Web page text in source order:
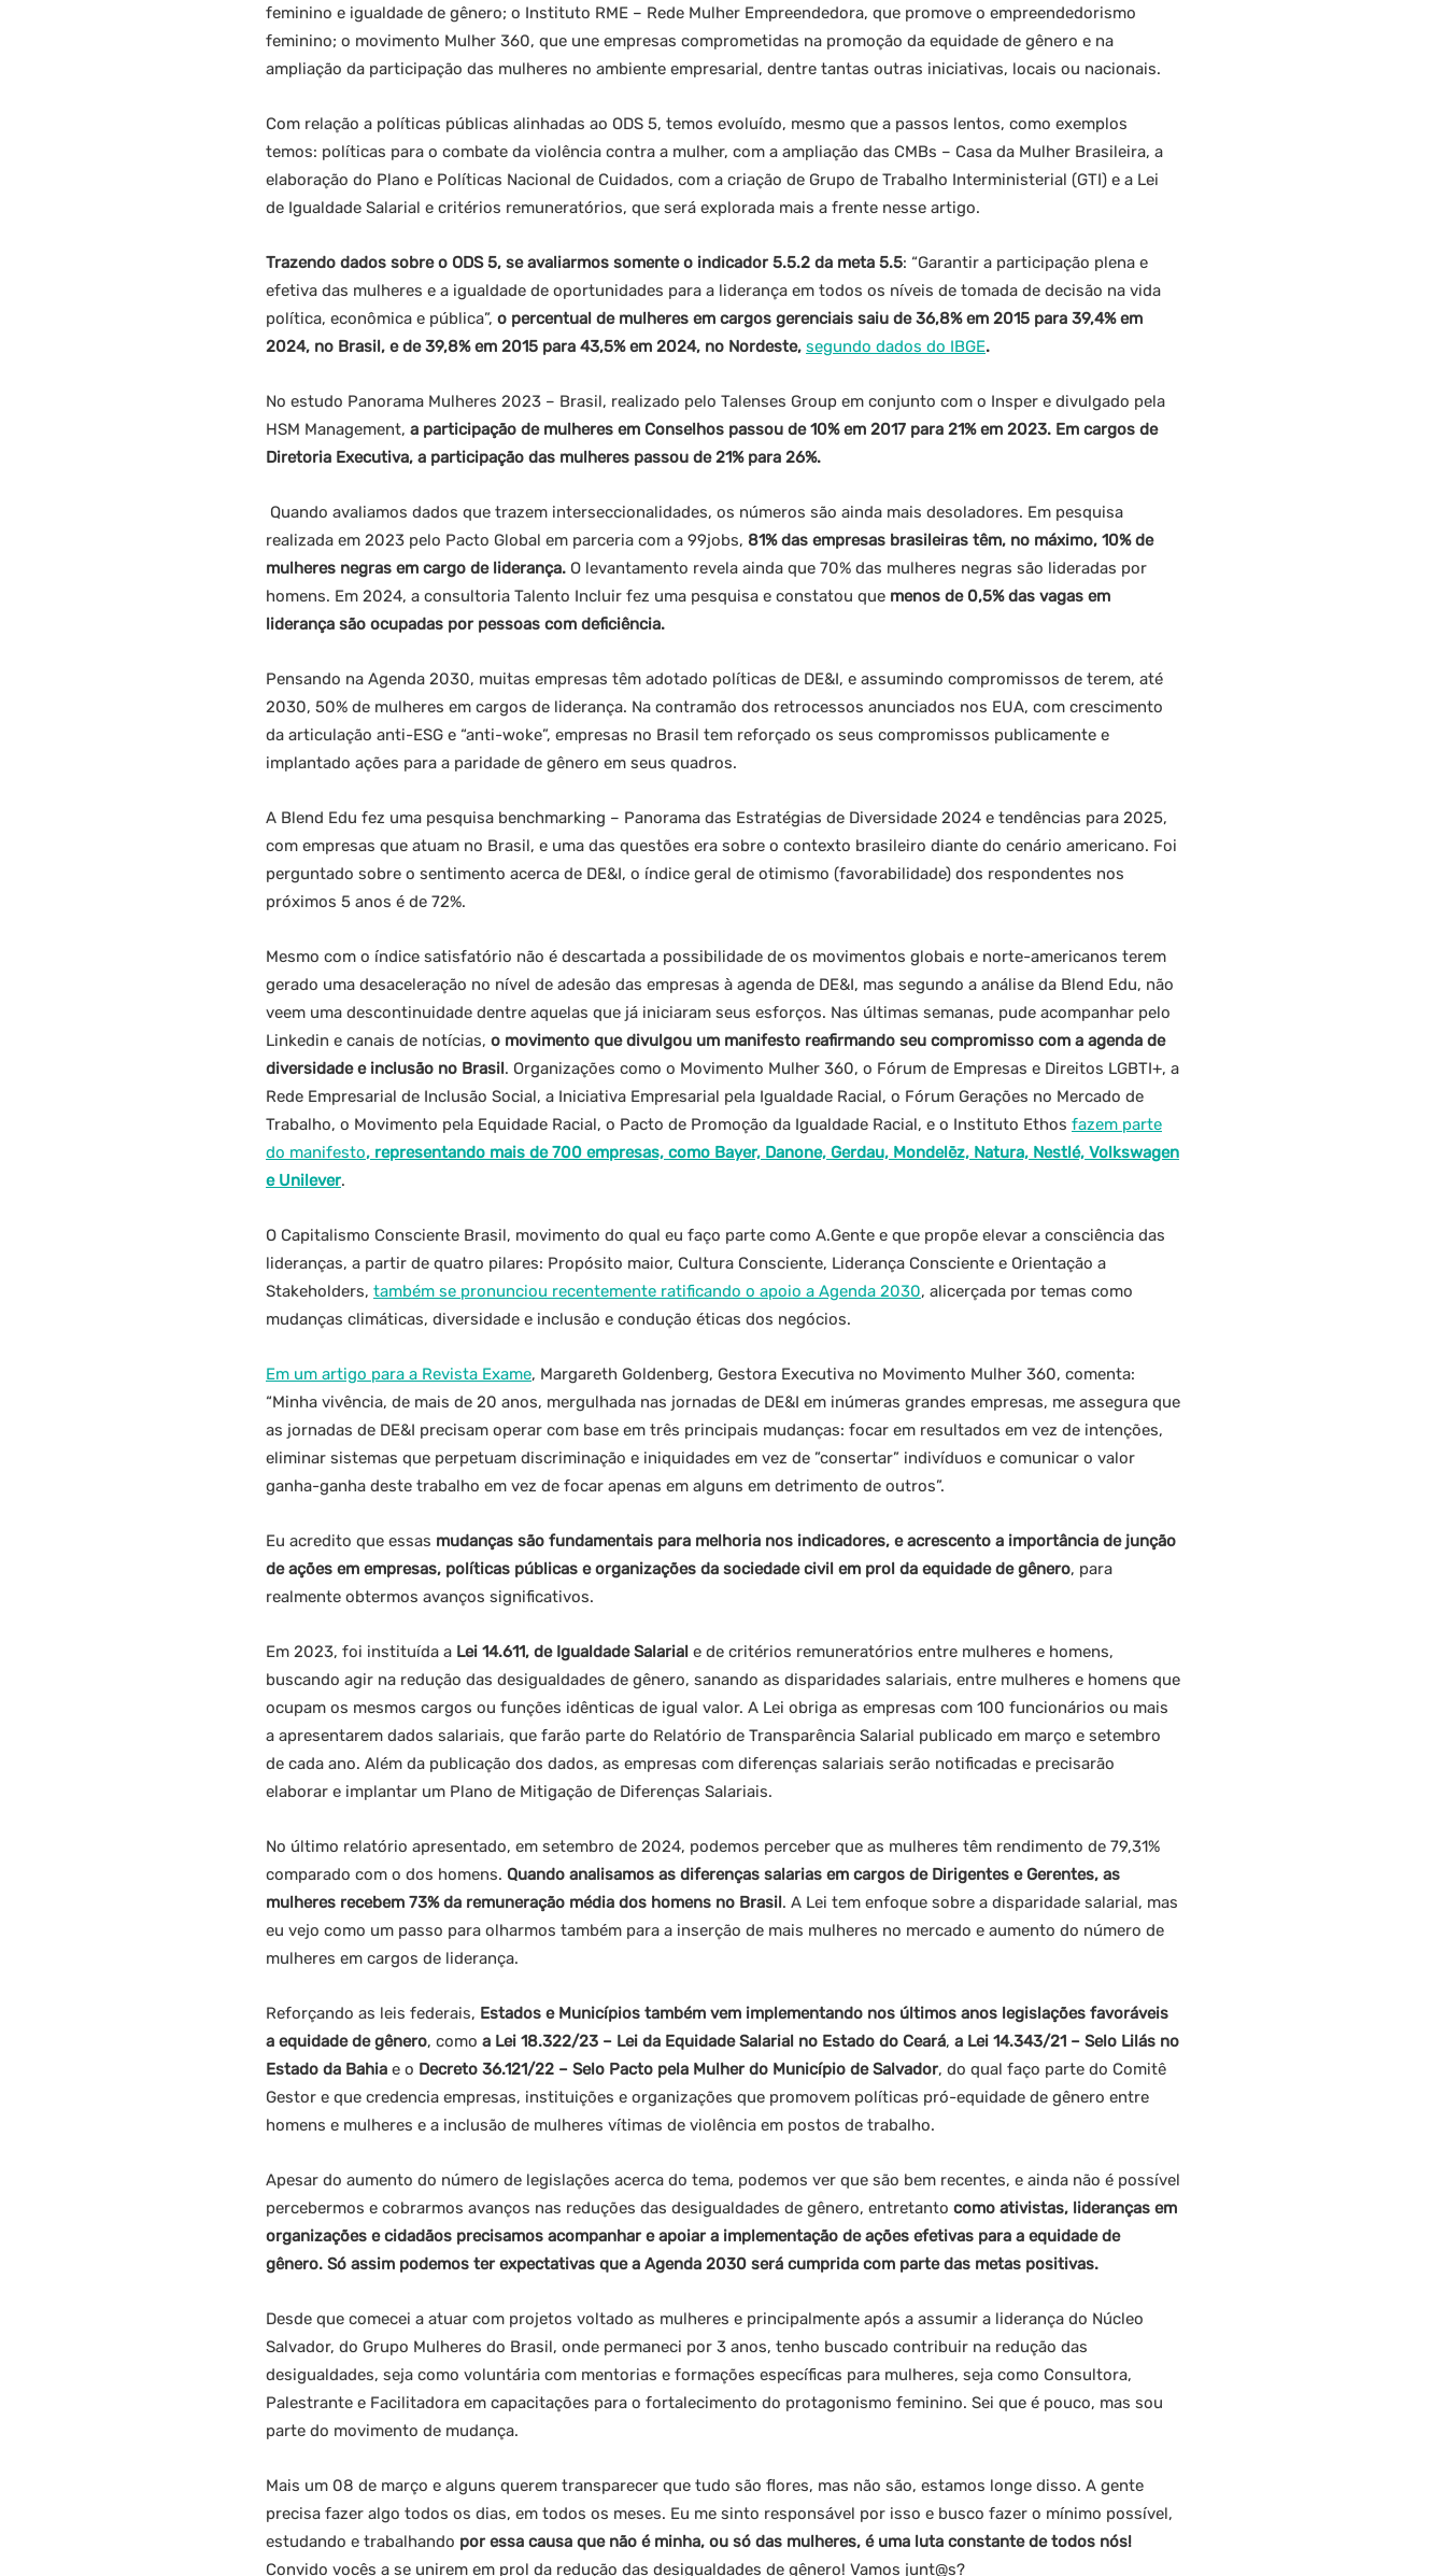
feminino e igualdade de gênero; o Instituto RME – Rede Mulher Empreendedora, que promove o empreendedorismo
feminino; o movimento Mulher 360, que une empresas comprometidas na promoção da equidade de gênero e na
ampliação da participação das mulheres no ambiente empresarial, dentre tantas outras iniciativas, locais ou nacionais.
Com relação a políticas públicas alinhadas ao ODS 5, temos evoluído, mesmo que a passos lentos, como exemplos
temos: políticas para o combate da violência contra a mulher, com a ampliação das CMBs – Casa da Mulher Brasileira, a
elaboração do Plano e Políticas Nacional de Cuidados, com a criação de Grupo de Trabalho Interministerial (GTI) e a Lei
de Igualdade Salarial e critérios remuneratórios, que será explorada mais a frente nesse artigo.
Trazendo dados sobre o ODS 5, se avaliarmos somente o indicador 5.5.2 da meta 5.5: “Garantir a participação plena e
efetiva das mulheres e a igualdade de oportunidades para a liderança em todos os níveis de tomada de decisão na vida
política, econômica e pública”, o percentual de mulheres em cargos gerenciais saiu de 36,8% em 2015 para 39,4% em
2024, no Brasil, e de 39,8% em 2015 para 43,5% em 2024, no Nordeste, segundo dados do IBGE.
No estudo Panorama Mulheres 2023 – Brasil, realizado pelo Talenses Group em conjunto com o Insper e divulgado pela
HSM Management, a participação de mulheres em Conselhos passou de 10% em 2017 para 21% em 2023. Em cargos de
Diretoria Executiva, a participação das mulheres passou de 21% para 26%.
Quando avaliamos dados que trazem interseccionalidades, os números são ainda mais desoladores. Em pesquisa
realizada em 2023 pelo Pacto Global em parceria com a 99jobs, 81% das empresas brasileiras têm, no máximo, 10% de
mulheres negras em cargo de liderança. O levantamento revela ainda que 70% das mulheres negras são lideradas por
homens. Em 2024, a consultoria Talento Incluir fez uma pesquisa e constatou que menos de 0,5% das vagas em
liderança são ocupadas por pessoas com deficiência.
Pensando na Agenda 2030, muitas empresas têm adotado políticas de DE&I, e assumindo compromissos de terem, até
2030, 50% de mulheres em cargos de liderança. Na contramão dos retrocessos anunciados nos EUA, com crescimento
da articulação anti-ESG e “anti-woke”, empresas no Brasil tem reforçado os seus compromissos publicamente e
implantado ações para a paridade de gênero em seus quadros.
A Blend Edu fez uma pesquisa benchmarking – Panorama das Estratégias de Diversidade 2024 e tendências para 2025,
com empresas que atuam no Brasil, e uma das questões era sobre o contexto brasileiro diante do cenário americano. Foi
perguntado sobre o sentimento acerca de DE&I, o índice geral de otimismo (favorabilidade) dos respondentes nos
próximos 5 anos é de 72%.
Mesmo com o índice satisfatório não é descartada a possibilidade de os movimentos globais e norte-americanos terem
gerado uma desaceleração no nível de adesão das empresas à agenda de DE&I, mas segundo a análise da Blend Edu, não
veem uma descontinuidade dentre aquelas que já iniciaram seus esforços. Nas últimas semanas, pude acompanhar pelo
Linkedin e canais de notícias, o movimento que divulgou um manifesto reafirmando seu compromisso com a agenda de
diversidade e inclusão no Brasil. Organizações como o Movimento Mulher 360, o Fórum de Empresas e Direitos LGBTI+, a
Rede Empresarial de Inclusão Social, a Iniciativa Empresarial pela Igualdade Racial, o Fórum Gerações no Mercado de
Trabalho, o Movimento pela Equidade Racial, o Pacto de Promoção da Igualdade Racial, e o Instituto Ethos fazem parte
do manifesto, representando mais de 700 empresas, como Bayer, Danone, Gerdau, Mondelēz, Natura, Nestlé, Volkswagen
e Unilever.
O Capitalismo Consciente Brasil, movimento do qual eu faço parte como A.Gente e que propõe elevar a consciência das
lideranças, a partir de quatro pilares: Propósito maior, Cultura Consciente, Liderança Consciente e Orientação a
Stakeholders, também se pronunciou recentemente ratificando o apoio a Agenda 2030, alicerçada por temas como
mudanças climáticas, diversidade e inclusão e condução éticas dos negócios.
Em um artigo para a Revista Exame, Margareth Goldenberg, Gestora Executiva no Movimento Mulher 360, comenta:
“Minha vivência, de mais de 20 anos, mergulhada nas jornadas de DE&I em inúmeras grandes empresas, me assegura que
as jornadas de DE&I precisam operar com base em três principais mudanças: focar em resultados em vez de intenções,
eliminar sistemas que perpetuam discriminação e iniquidades em vez de ”consertar” indivíduos e comunicar o valor
ganha-ganha deste trabalho em vez de focar apenas em alguns em detrimento de outros”.
Eu acredito que essas mudanças são fundamentais para melhoria nos indicadores, e acrescento a importância de junção
de ações em empresas, políticas públicas e organizações da sociedade civil em prol da equidade de gênero, para
realmente obtermos avanços significativos.
Em 2023, foi instituída a Lei 14.611, de Igualdade Salarial e de critérios remuneratórios entre mulheres e homens,
buscando agir na redução das desigualdades de gênero, sanando as disparidades salariais, entre mulheres e homens que
ocupam os mesmos cargos ou funções idênticas de igual valor. A Lei obriga as empresas com 100 funcionários ou mais
a apresentarem dados salariais, que farão parte do Relatório de Transparência Salarial publicado em março e setembro
de cada ano. Além da publicação dos dados, as empresas com diferenças salariais serão notificadas e precisarão
elaborar e implantar um Plano de Mitigação de Diferenças Salariais.
No último relatório apresentado, em setembro de 2024, podemos perceber que as mulheres têm rendimento de 79,31%
comparado com o dos homens. Quando analisamos as diferenças salarias em cargos de Dirigentes e Gerentes, as
mulheres recebem 73% da remuneração média dos homens no Brasil. A Lei tem enfoque sobre a disparidade salarial, mas
eu vejo como um passo para olharmos também para a inserção de mais mulheres no mercado e aumento do número de
mulheres em cargos de liderança.
Reforçando as leis federais, Estados e Municípios também vem implementando nos últimos anos legislações favoráveis
a equidade de gênero, como a Lei 18.322/23 – Lei da Equidade Salarial no Estado do Ceará, a Lei 14.343/21 – Selo Lilás no
Estado da Bahia e o Decreto 36.121/22 – Selo Pacto pela Mulher do Município de Salvador, do qual faço parte do Comitê
Gestor e que credencia empresas, instituições e organizações que promovem políticas pró-equidade de gênero entre
homens e mulheres e a inclusão de mulheres vítimas de violência em postos de trabalho.
Apesar do aumento do número de legislações acerca do tema, podemos ver que são bem recentes, e ainda não é possível
percebermos e cobrarmos avanços nas reduções das desigualdades de gênero, entretanto como ativistas, lideranças em
organizações e cidadãos precisamos acompanhar e apoiar a implementação de ações efetivas para a equidade de
gênero. Só assim podemos ter expectativas que a Agenda 2030 será cumprida com parte das metas positivas.
Desde que comecei a atuar com projetos voltado as mulheres e principalmente após a assumir a liderança do Núcleo
Salvador, do Grupo Mulheres do Brasil, onde permaneci por 3 anos, tenho buscado contribuir na redução das
desigualdades, seja como voluntária com mentorias e formações específicas para mulheres, seja como Consultora,
Palestrante e Facilitadora em capacitações para o fortalecimento do protagonismo feminino. Sei que é pouco, mas sou
parte do movimento de mudança.
Mais um 08 de março e alguns querem transparecer que tudo são flores, mas não são, estamos longe disso. A gente
precisa fazer algo todos os dias, em todos os meses. Eu me sinto responsável por isso e busco fazer o mínimo possível,
estudando e trabalhando por essa causa que não é minha, ou só das mulheres, é uma luta constante de todos nós!
Convido vocês a se unirem em prol da redução das desigualdades de gênero! Vamos junt@s?